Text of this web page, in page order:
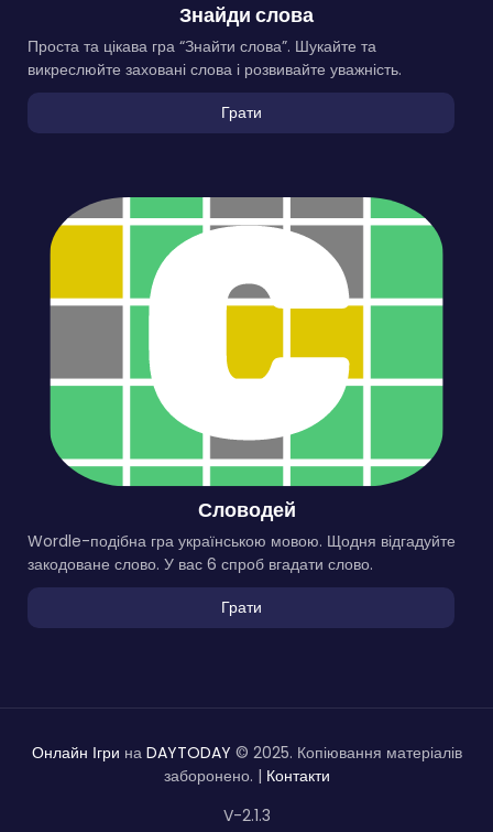
Знайди слова
Проста та цікава гра “Знайти слова”. Шукайте та
викреслюйте заховані слова і розвивайте уважність.
Грати
Словодей
Wordle-подібна гра українською мовою. Щодня відгадуйте
закодоване слово. У вас 6 спроб вгадати слово.
Грати
Онлайн Ігри на DAYTODAY © 2025. Копіювання матеріалів
заборонено. | Контакти
V-2.1.3